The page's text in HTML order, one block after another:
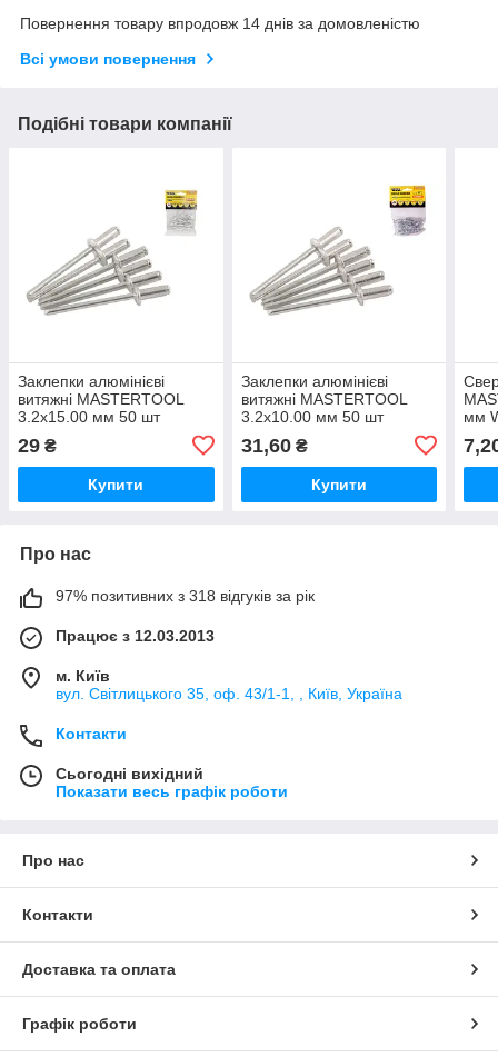
Повернення товару впродовж 14 днів за домовленістю
Всі умови повернення
Подібні товари компанії
Заклепки алюмінієві
витяжні MASTERTOOL
3.2х15.00 мм 50 шт
29 ₴
Купити
Заклепки алюмінієві
витяжні MASTERTOOL
3.2х10.00 мм 50 шт
31,60₴
Купити
мм
Про нас
97% позитивних з 318 відгуків за рік
Працює з 12.03.2013
м. Київ
вул. Світлицького 35, оф. 43/1-1, , Київ, Україна
Контакти
Сьогодні вихідний
Показати весь графік роботи
Про нас
Контакти
Доставка та оплата
Графік роботи